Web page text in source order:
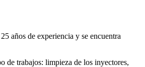
años de experiencia y se encuentra
de trabajos: limpieza de los inyectores,